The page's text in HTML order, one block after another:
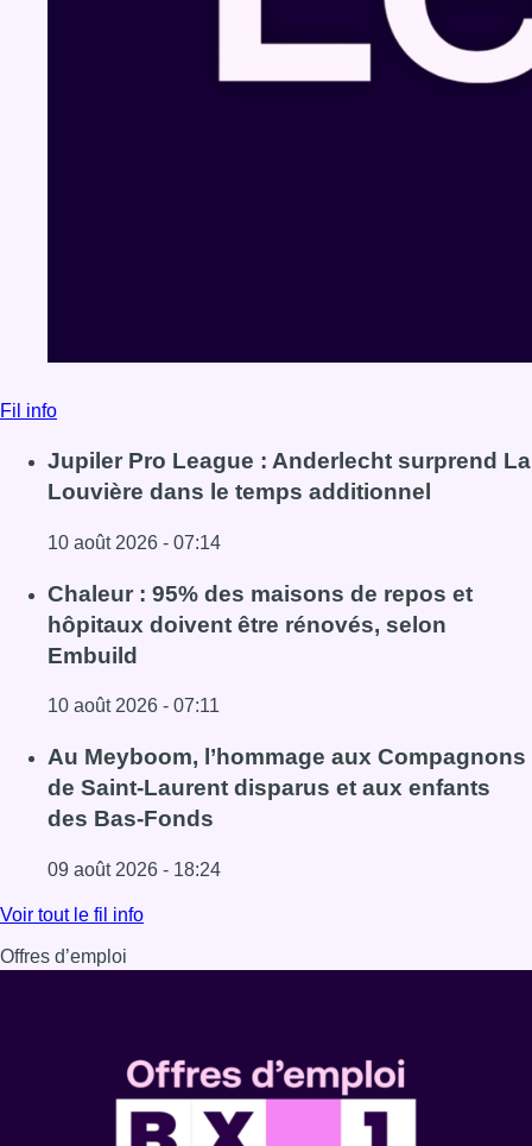
Fil info
Jupiler Pro League : Anderlecht surprend La
Louvière dans le temps additionnel
10 août 2026 - 07:14
Lire l'article Jupiler Pro League : Anderlecht surprend La
Chaleur : 95% des maisons de repos et
hôpitaux doivent être rénovés, selon
Embuild
10 août 2026 - 07:11
Lire l'article Chaleur : 95% des maisons de repos et
Au Meyboom, l’hommage aux Compagnons
de Saint-Laurent disparus et aux enfants
des Bas-Fonds
09 août 2026 - 18:24
Lire l'article Au Meyboom, l’hommage aux
Voir tout le fil info
Offres d’emploi